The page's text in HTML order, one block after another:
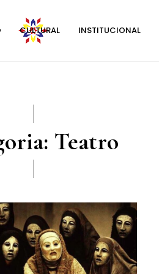
CULTURAL INSTITUCIONAL
Teatro